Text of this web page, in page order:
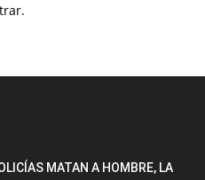
MATAN A HOMBRE, LA